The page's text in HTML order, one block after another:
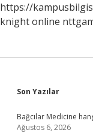
https://
knight online
Sidebar
Son Yazılar
Bağcılar Medicine
Ağustos 6, 2026